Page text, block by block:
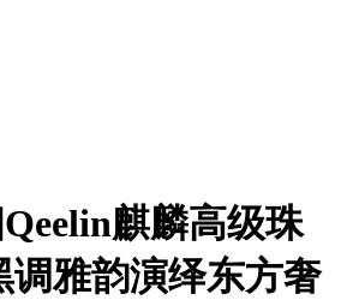
麒麟高级珠
调雅韵演绎东方奢